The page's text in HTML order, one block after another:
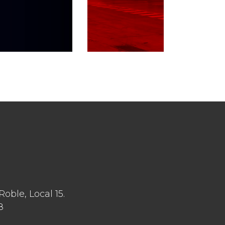
Local 15.